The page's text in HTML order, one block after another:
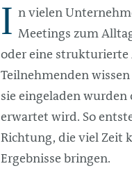
I n vielen
Meetings zum
oder eine strukturierte
Teilnehmenden
sie eingeladen
erwartet wird. So
Richtung, die viel Zeit
Ergebnisse bringen.